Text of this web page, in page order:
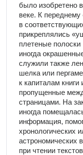
было изобретено
веке. К переднему
в
прикреплялись
плетеные полоски
иногда
служили также
шелка или
к капиталам книги
пропущенные
страницами. На
иногда
информация,
хронологических
астрономических
при чтении текстов